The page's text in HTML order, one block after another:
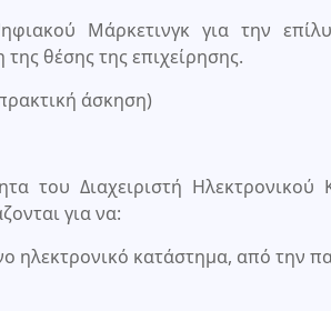
Μάρκετινγκ για την
θέσης της επιχείρησης.
άσκηση)
του Διαχειριστή
για να:
ηλεκτρονικό κατάστημα, από την